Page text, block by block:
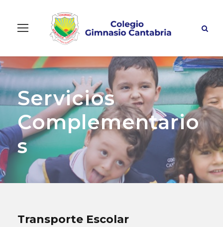
Servicios
Complementario
s
Transporte Escolar